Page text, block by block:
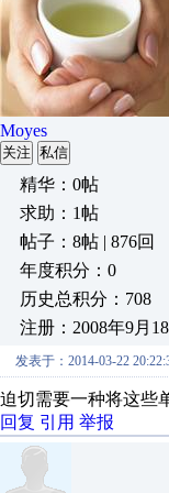
Moyes
关注 私信
精华：0帖
求助：1帖
帖子：8帖 | 876回
年度积分：0
历史总积分：708
注册：2008年9月18
发表于：2014-03-22
迫切需要一种将这些
回复 引用 举报